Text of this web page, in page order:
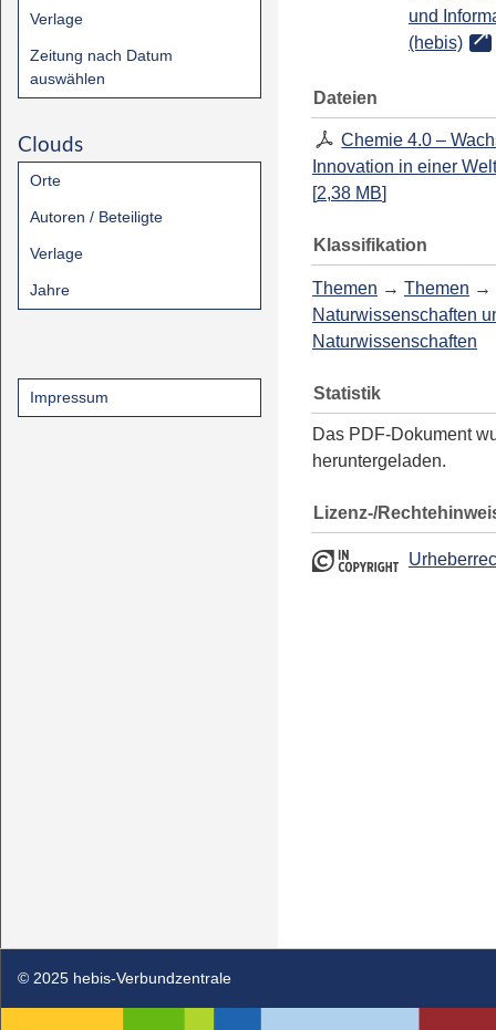
Verlage
Zeitung nach Datum
auswählen
Clouds
Orte
Autoren / Beteiligte
Verlage
Jahre
Impressum
und
(hebis)
Dateien
Chemie 4.0 –
Innovation in einer
[2,38 MB]
Klassifikation
Themen → Themen →
Naturwissenschaften
Naturwissenschaften
Statistik
Das PDF-Dokument
heruntergeladen.
Lizenz-/
© 2025 hebis-Verbundzentrale